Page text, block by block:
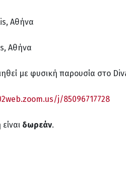
Αθήνα
Αθήνα
με φυσική παρουσία στο
j/85096717728
δωρεάν.